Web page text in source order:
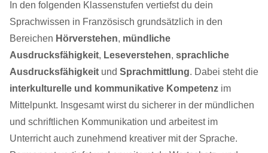
In den folgenden Klassenstufen vertiefst du dein
Sprachwissen in Französisch grundsätzlich in den
Bereichen Hörverstehen, mündliche
Ausdrucksfähigkeit, Leseverstehen, sprachliche
Ausdrucksfähigkeit und Sprachmittlung. Dabei steht die
interkulturelle und kommunikative Kompetenz im
Mittelpunkt. Insgesamt wirst du sicherer in der mündlichen
und schriftlichen Kommunikation und arbeitest im
Unterricht auch zunehmend kreativer mit der Sprache.